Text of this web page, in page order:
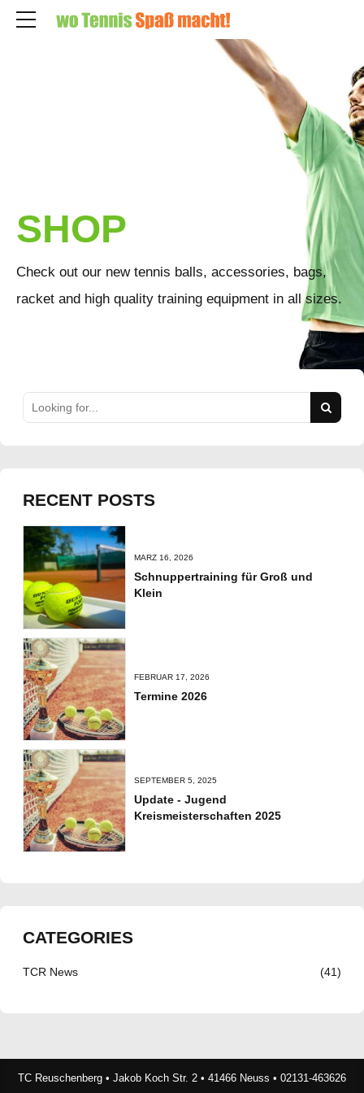
SHOP
Check out our new tennis balls, accessories, bags,
racket and high quality training equipment in all sizes.
RECENT POSTS
MÄRZ 16, 2026
Schnuppertraining für Groß und
Klein
FEBRUAR 17, 2026
Termine 2026
SEPTEMBER 5, 2025
Update - Jugend
Kreismeisterschaften 2025
CATEGORIES
TCR News (41)
TC Reuschenberg • Jakob Koch Str. 2 • 41466 Neuss • 02131-463626